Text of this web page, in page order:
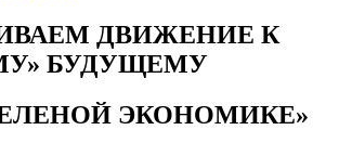
ДВИЖЕНИЕ К
БУДУЩЕМУ
ЭКОНОМИКЕ»